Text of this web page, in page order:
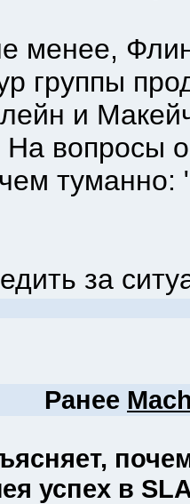
Флинн
группы
и
На вопросы
туманно:
за
Ранее
успех в